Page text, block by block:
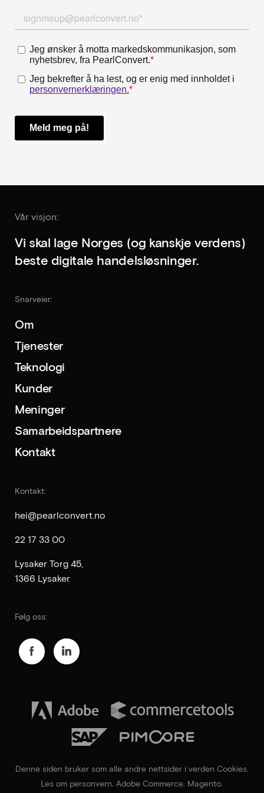
Vår visjon:
Vi skal lage Norges (og kanskje verdens)
beste digitale handelsløsninger.
Snarveier:
Om
Tjenester
Teknologi
Kunder
Meninger
Samarbeidspartnere
Kontakt
Kontakt:
hei@pearlconvert.no
22 17 33 00
Lysaker Torg 45,
1366 Lysaker
Følg oss:
Denne siden bruker som alle andre nettsider i verden Cookies
Les om personvern .Adobe Commerce Magento